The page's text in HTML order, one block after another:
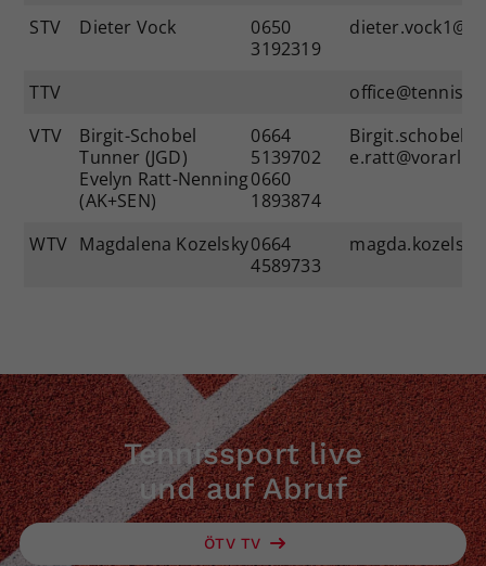
STV Dieter Vock
0650
3192319
TTV
VTV
Birgit-Schobel
Tunner (JGD)
Evelyn Ratt-Nenning
(AK+SEN)
0664
5139702
0660
1893874
WTV Magdalena Kozelsky0664
4589733
Tennissport live
und auf Abruf
ÖTV TV